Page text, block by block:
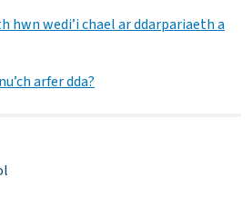
hwn wedi’i chael ar ddarpariaeth a
arfer dda?